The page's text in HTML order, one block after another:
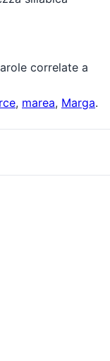
correlate a
, marea, Marga.